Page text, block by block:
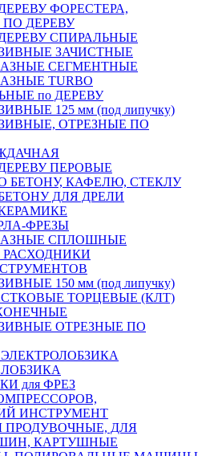
ФОРЕСТЕРА,
ДЕРЕВУ
СПИРАЛЬНЫЕ
ЗАЧИСТНЫЕ
СЕГМЕНТНЫЕ
TURBO
по ДЕРЕВУ
125 мм (под липучку)
ОТРЕЗНЫЕ ПО
ПЕРОВЫЕ
БЕТОНУ, КАФЕЛЮ, СТЕКЛУ
ДЛЯ ДРЕЛИ
ФРЕЗЫ
СПЛОШНЫЕ
РАСХОДНИКИ
150 мм (под липучку)
ТОРЦЕВЫЕ (КЛТ)
ОТРЕЗНЫЕ ПО
для ФРЕЗ
ИНСТРУМЕНТ
ПРОДУВОЧНЫЕ, ДЛЯ
КАРТУШНЫЕ